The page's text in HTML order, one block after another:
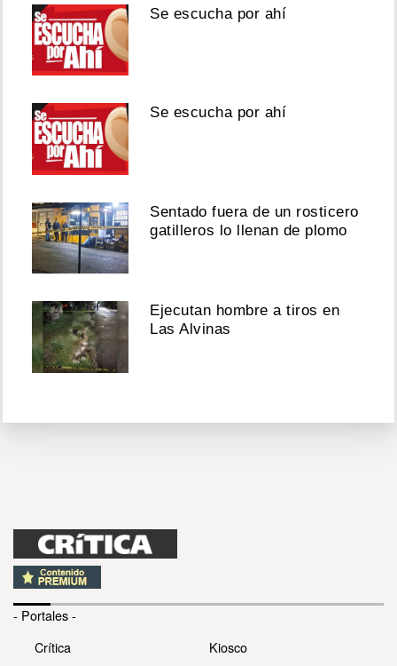
Se escucha por ahí
Se escucha por ahí
Sentado fuera de un rosticero
gatilleros lo llenan de plomo
Ejecutan hombre a tiros en
Las Alvinas
- Portales -
Crítica
Kiosco